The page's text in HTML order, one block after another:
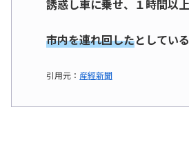
誘惑し車に乗せ、１時間以
市内を連れ回したとしている
引用元： 産經新聞